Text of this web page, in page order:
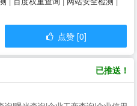
点赞 [0]
已推送！